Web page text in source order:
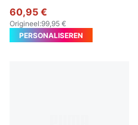
60,95 €
Origineel:99,95 €
PERSONALISEREN